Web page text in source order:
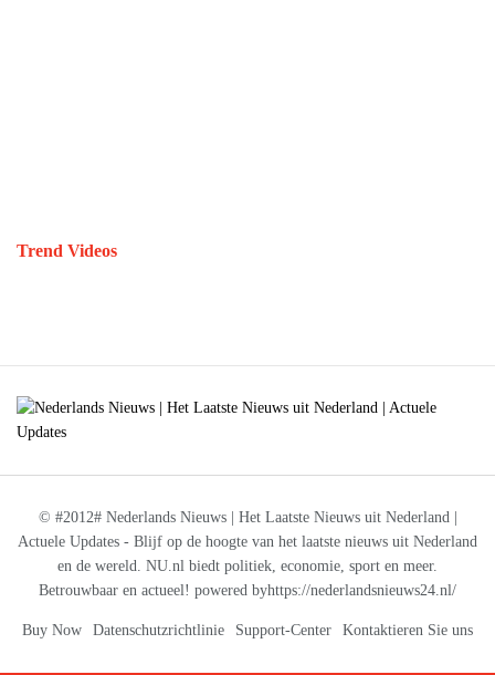
Trend Videos
© #2012# Nederlands Nieuws | Het Laatste Nieuws uit Nederland |
Actuele Updates - Blijf op de hoogte van het laatste nieuws uit Nederland
en de wereld. NU.nl biedt politiek, economie, sport en meer.
Betrouwbaar en actueel! powered byhttps://nederlandsnieuws24.nl/
Buy Now Datenschutzrichtlinie Support-Center Kontaktieren Sie uns